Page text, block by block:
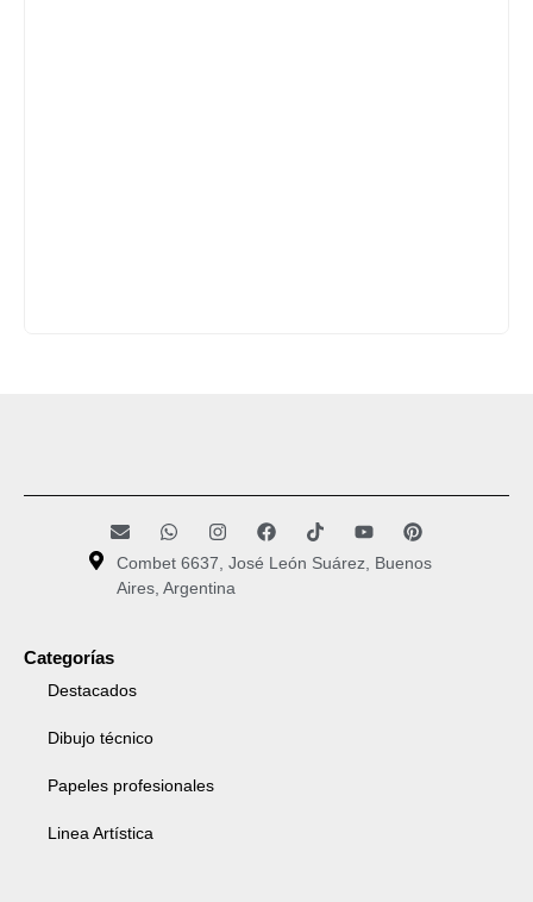
Combet 6637, José León Suárez, Buenos
Aires, Argentina
Categorías
Destacados
Dibujo técnico
Papeles profesionales
Linea Artística